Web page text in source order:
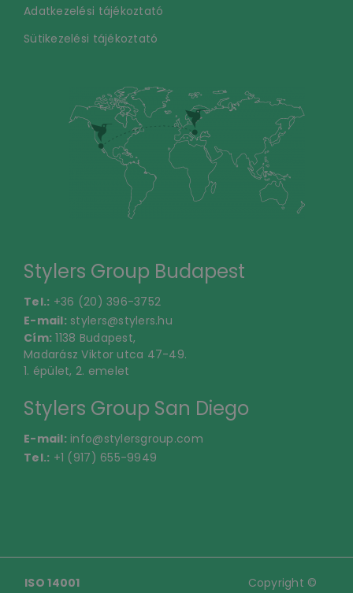
Adatkezelési tájékoztató
Sütikezelési tájékoztató
Stylers Group Budapest
Tel.: +36 (20) 396-3752
E-mail: stylers@stylers.hu
Cím: 1138 Budapest,
Madarász Viktor utca 47-49.
1. épület, 2. emelet
Stylers Group San Diego
E-mail: info@stylersgroup.com
Tel.: +1 (917) 655-9949
ISO 14001 Copyright ©